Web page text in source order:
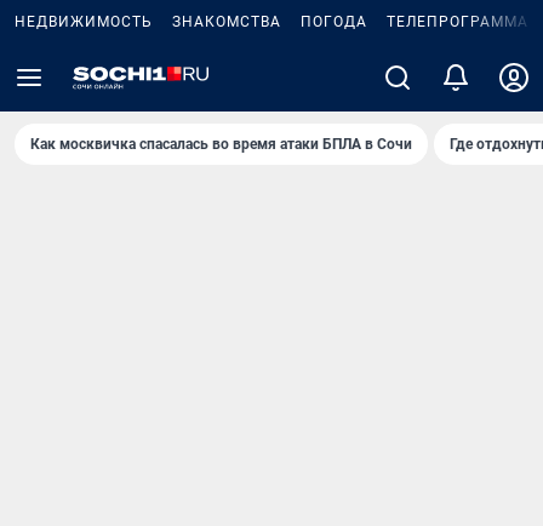
НЕДВИЖИМОСТЬ ЗНАКОМСТВА ПОГОДА ТЕЛЕПРОГРАММА
Как москвичка спасалась во время атаки БПЛА в Сочи Где